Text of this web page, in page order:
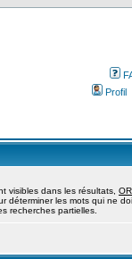
Profil
visibles dans les résultats, OR
déterminer les mots qui ne
recherches partielles.